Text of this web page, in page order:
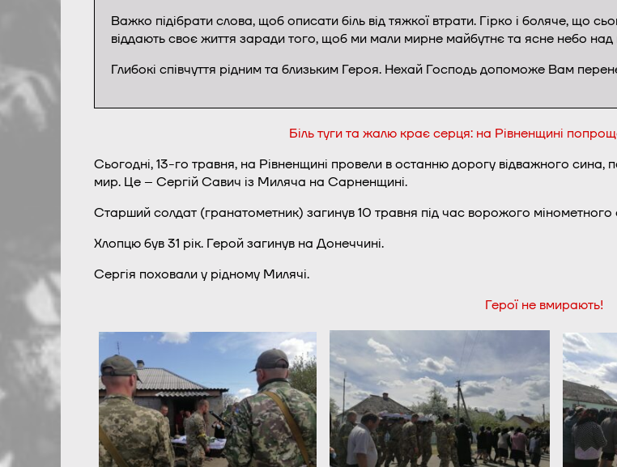
Важко підібрати слова, щоб описати біль від тяжкої втрати. Гірко і боляче, що
віддають своє життя заради того, щоб ми мали мирне майбутнє та ясне небо
Глибокі співчуття рідним та близьким Героя. Нехай Господь допоможе Вам
Біль туги та жалю крає серця: на Рівненщині
Сьогодні, 13-го травня, на Рівненщині провели в останню дорогу відважного сина,
мир. Це – Сергій Савич із Миляча на Сарненщині.
Старший солдат (гранатометник) загинув 10 травня під час ворожого мінометного
Хлопцю був 31 рік. Герой загинув на Донеччині.
Сергія поховали у рідному Милячі.
Герої не вмирають!